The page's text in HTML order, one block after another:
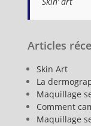
Articles
Skin Art
La
Maquillage
Comment
Maquillage